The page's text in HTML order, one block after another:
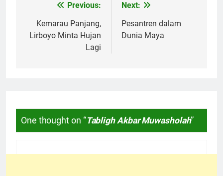
Navigasi
pos
Previous:
Kemarau Panjang,
Lirboyo Minta Hujan
Lagi
Next:
Pesantren dalam
Dunia Maya
One thought on “Tabligh Akbar Muwasholah”